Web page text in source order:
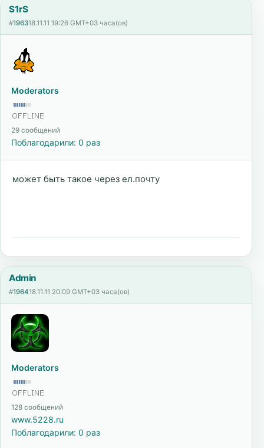
S1rS
#196318.11.11 19:26 GMT+03 часа(ов)
Moderators
29 сообщений
Поблагодарили: 0 раз
может быть такое через ел.почту
Admin
#196418.11.11 20:09 GMT+03 часа(ов)
Moderators
128 сообщений
www.5228.ru
Поблагодарили: 0 раз